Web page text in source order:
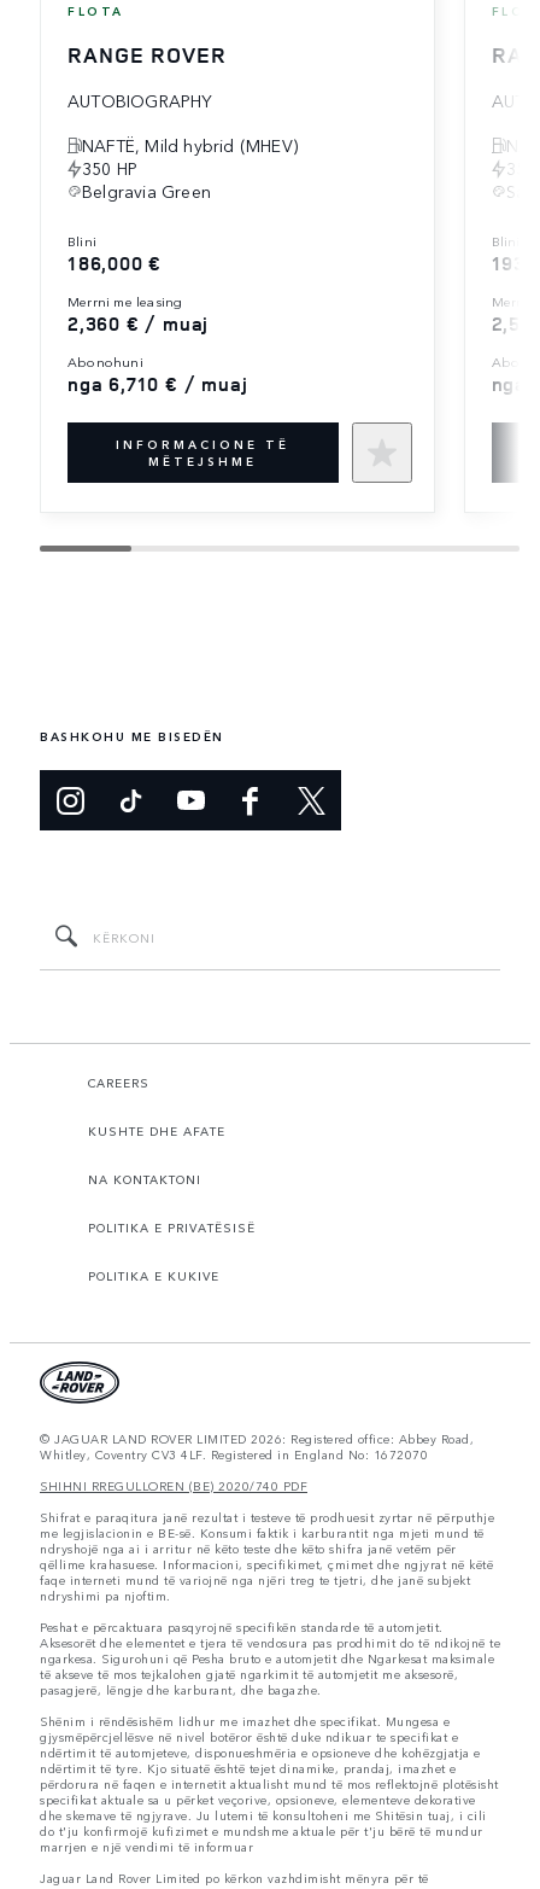
FLOTA
RANGE ROVER
AUTOBIOGRAPHY
NAFTË, Mild hybrid (MHEV)
350 HP
Belgravia Green
blini
186,000 €
merrni me leasing
2,360 € / muaj
abonohuni
nga 6,710 € / muaj
INFORMACIONE TË
MËTEJSHME
350
blini
nga
BASHKOHU ME BISEDËN
CAREERS
KUSHTE DHE AFATE
NA KONTAKTONI
POLITIKA E PRIVATËSISË
POLITIKA E KUKIVE
© JAGUAR LAND ROVER LIMITED 2026: Registered office: Abbey Road,
Whitley, Coventry CV3 4LF. Registered in England No: 1672070
SHIHNI RREGULLOREN (BE) 2020/740 PDF
Shifrat e paraqitura janë rezultat i testeve të prodhuesit zyrtar në përputhje
me legjislacionin e BE-së. Konsumi faktik i karburantit nga mjeti mund të
ndryshojë nga ai i arritur në këto teste dhe këto shifra janë vetëm për
qëllime krahasuese. Informacioni, specifikimet, çmimet dhe ngjyrat në këtë
faqe interneti mund të variojnë nga njëri treg te tjetri, dhe janë subjekt
ndryshimi pa njoftim.
Peshat e përcaktuara pasqyrojnë specifikën standarde të automjetit.
Aksesorët dhe elementet e tjera të vendosura pas prodhimit do të ndikojnë te
ngarkesa. Sigurohuni që Pesha bruto e automjetit dhe Ngarkesat maksimale
të akseve të mos tejkalohen gjatë ngarkimit të automjetit me aksesorë,
pasagjerë, lëngje dhe karburant, dhe bagazhe.
Shënim i rëndësishëm lidhur me imazhet dhe specifikat. Mungesa e
gjysmëpërcjellësve në nivel botëror është duke ndikuar te specifikat e
ndërtimit të automjeteve, disponueshmëria e opsioneve dhe kohëzgjatja e
ndërtimit të tyre. Kjo situatë është tejet dinamike, prandaj, imazhet e
përdorura në faqen e internetit aktualisht mund të mos reflektojnë plotësisht
specifikat aktuale sa u përket veçorive, opsioneve, elementeve dekorative
dhe skemave të ngjyrave. Ju lutemi të konsultoheni me Shitësin tuaj, i cili
do t'ju konfirmojë kufizimet e mundshme aktuale për t'ju bërë të mundur
marrjen e një vendimi të informuar
Jaguar Land Rover Limited po kërkon vazhdimisht mënyra për të